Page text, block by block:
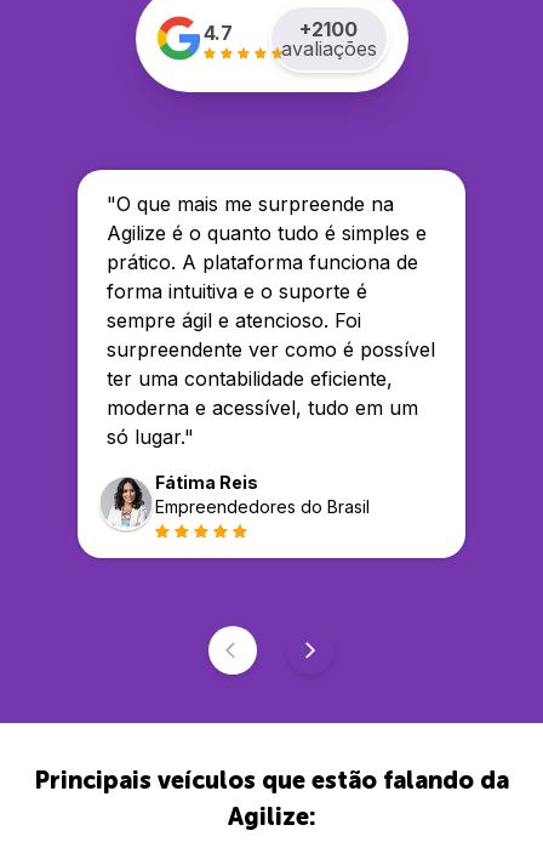
4.7 +2100
avaliações
"O que mais me surpreende na
Agilize é o quanto tudo é simples e
prático. A plataforma funciona de
forma intuitiva e o suporte é
sempre ágil e atencioso. Foi
surpreendente ver como é possível
ter uma contabilidade eficiente,
moderna e acessível, tudo em um
só lugar."
Fátima Reis
Empreendedores do Brasil
Principais veículos que estão falando da
Agilize: